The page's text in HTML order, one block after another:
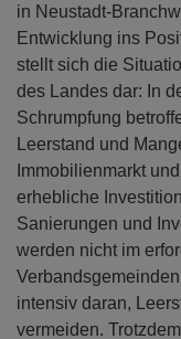
in Neustadt-
Entwicklung ins
stellt sich die
des Landes dar: In
Schrumpfung
Leerstand und
Immobilienmarkt
erhebliche
Sanierungen und
werden nicht im
intensiv daran,
vermeiden.